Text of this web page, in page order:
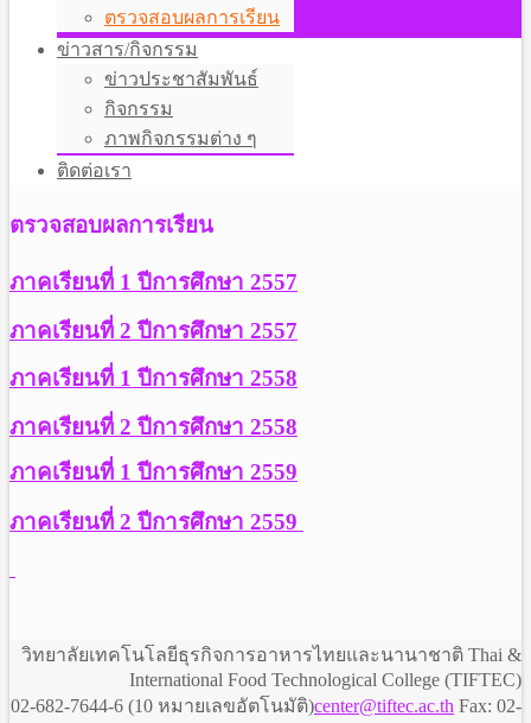
ตรวจสอบผลการเรียน
ข่าวสาร/กิจกรรม
ข่าวประชาสัมพันธ์
กิจกรรม
ภาพกิจกรรมต่าง ๆ
ติดต่อเรา
ตรวจสอบผลการเรียน
ภาคเรียนที่ 1 ปีการศึกษา 2557
ภาคเรียนที่ 2 ปีการศึกษา 2557
ภาคเรียนที่ 1 ปีการศึกษา 2558
ภาคเรียนที่ 2 ปีการศึกษา 2558
ภาคเรียนที่ 1 ปีการศึกษา 2559
ภาคเรียนที่ 2 ปีการศึกษา 2559
วิทยาลัยเทคโนโลยีธุรกิจการอาหารไทยและนานาชาติ Thai &
International Food Technological College (TIFTEC)
02-682-7644-6 (10 หมายเลขอัตโนมัติ)center@tiftec.ac.th Fax: 02-